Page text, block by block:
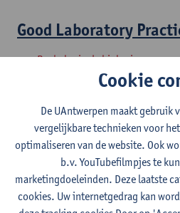
Good Laboratory
Bachelor in de biologie
Bachelor in de biologie
Projectwerk
Bachelor in de biologie
Cookie
De UAntwerpen maakt gebruik
vergelijkbare technieken voor
optimaliseren van de website. Ook
b.v. YouTubefilmpjes te
marketingdoeleinden. Deze laatste
cookies. Uw internetgedrag kan